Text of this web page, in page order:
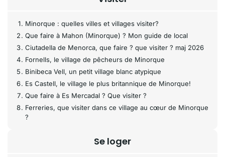
Minorque : quelles villes et villages visiter?
Que faire à Mahon (Minorque) ? Mon guide de local
Ciutadella de Menorca, que faire ? que visiter ? maj 2026
Fornells, le village de pêcheurs de Minorque
Binibeca Vell, un petit village blanc atypique
Es Castell, le village le plus britannique de Minorque!
Que faire à Es Mercadal ? Que visiter ?
Ferreries, que visiter dans ce village au cœur de Minorque
?
Se loger